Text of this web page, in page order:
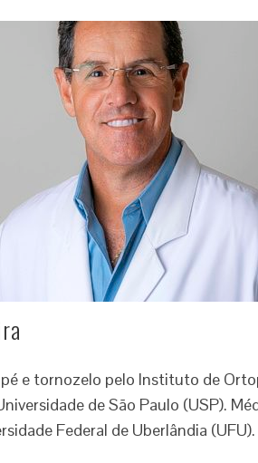
e tornozelo pelo Instituto de
de São Paulo (USP).
Federal de Uberlândia (UFU).